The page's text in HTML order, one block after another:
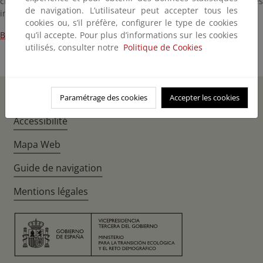
internacionales.
Boletín Estadístico de Hidrocarburos.
de navigation. L’utilisateur peut accepter tous les
cookies ou, s’il préfère, configurer le type de cookies
qu’il accepte. Pour plus d’informations sur les cookies
utilisés, consulter notre Politique de Cookies
Paramétrage des cookies Accepter les cookies
Accessibilité
Mapa Web
Guide de navigation
Mentions légales